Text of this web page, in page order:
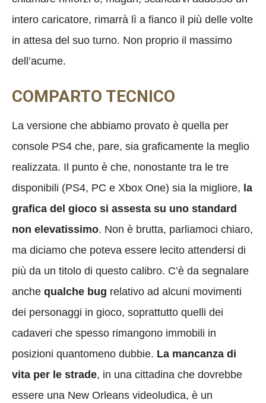
intero caricatore, rimarrà lì a fianco il più delle volte
in attesa del suo turno. Non proprio il massimo
dell’acume.
COMPARTO TECNICO
La versione che abbiamo provato è quella per
console PS4 che, pare, sia graficamente la meglio
realizzata. Il punto è che, nonostante tra le tre
disponibili (PS4, PC e Xbox One) sia la migliore, la
grafica del gioco si assesta su uno standard
non elevatissimo. Non è brutta, parliamoci chiaro,
ma diciamo che poteva essere lecito attendersi di
più da un titolo di questo calibro. C’è da segnalare
anche qualche bug relativo ad alcuni movimenti
dei personaggi in gioco, soprattutto quelli dei
cadaveri che spesso rimangono immobili in
posizioni quantomeno dubbie. La mancanza di
vita per le strade, in una cittadina che dovrebbe
essere una New Orleans videoludica, è un